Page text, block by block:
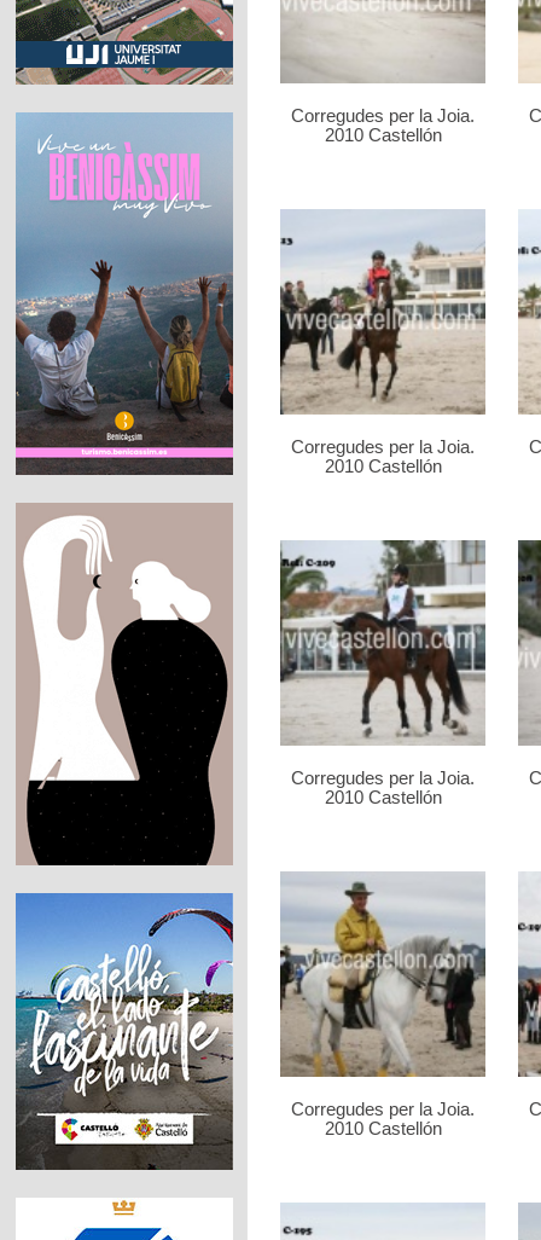
Corregudes per la Joia.
2010 Castellón
Corregudes per la Joia.
2010 Castellón
Corregudes per la Joia.
2010 Castellón
Corregudes per la Joia.
2010 Castellón